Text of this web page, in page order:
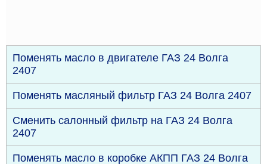
Поменять масло в двигателе ГАЗ 24 Волга
2407
Поменять масляный фильтр ГАЗ 24 Волга 2407
Сменить салонный фильтр на ГАЗ 24 Волга
2407
Поменять масло в коробке АКПП ГАЗ 24 Волга